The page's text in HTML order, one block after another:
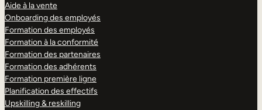
Aide à la vente
Onboarding des employés
Formation des employés
Formation à la conformité
Formation des partenaires
Formation des adhérents
Formation première ligne
Planification des effectifs
Upskilling & reskilling